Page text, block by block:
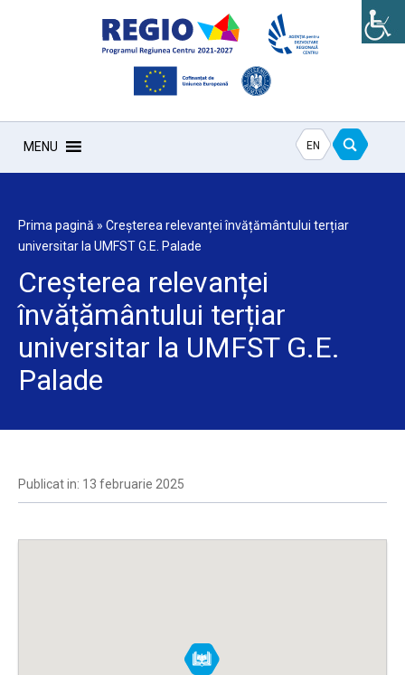
MENU EN
Prima pagină » Creșterea relevanței învățământului terțiar
universitar la UMFST G.E. Palade
Creșterea relevanței
învățământului terțiar
universitar la UMFST G.E.
Palade
Publicat in: 13 februarie 2025